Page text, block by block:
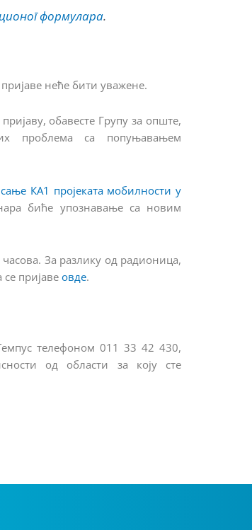
формулара.
неће бити уважене.
обавесте Групу за опште,
проблема са попуњавањем
КА1 пројеката мобилности у
биће упознавање са новим
За разлику од радионица,
пријаве овде.
телефоном 011 33 42 430,
од области за коју сте